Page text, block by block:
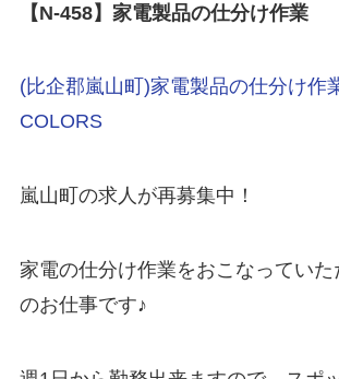
【N-458】家電製品の仕分け作業
(比企郡嵐山町)家電製品の仕分け作
COLORS
嵐山町の求人が再募集中！
家電の仕分け作業をおこなってい
のお仕事です♪